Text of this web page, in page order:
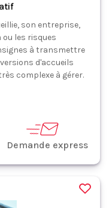
son entreprise,
les risques
à transmettre
d'accueils
complexe à gérer.
Demande express